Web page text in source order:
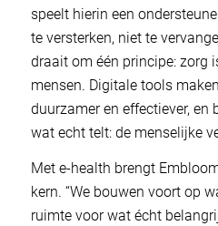
speelt hierin een
te versterken, niet te
draait om één principe: zorg
mensen. Digitale tools
duurzamer en effectiever, en
wat echt telt: de menselijke
Met e-health brengt
kern. “We bouwen voort op
ruimte voor wat écht